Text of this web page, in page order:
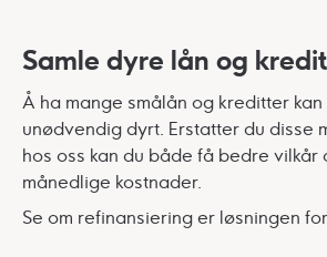
Samle dyre lån og
Å ha mange smålån og kreditter
unødvendig dyrt. Erstatter du disse
hos oss kan du både få bedre vilkår
månedlige kostnader.
Se om refinansiering er løsningen